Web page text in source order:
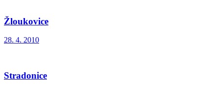
Žloukovice
28. 4. 2010
Stradonice